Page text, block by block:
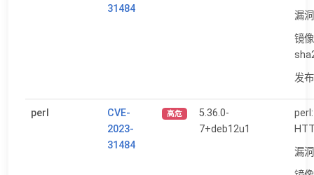
31484
漏
镜
发
perl
CVE-
2023-
31484
高危
5.36.0-
7+deb12u1
漏